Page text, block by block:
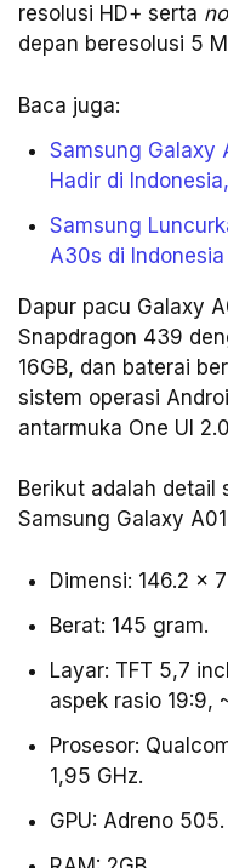
resolusi HD+ serta
depan beresolusi 5
Baca juga:
Samsung Galaxy
Hadir di
Samsung
A30s di Indonesia
Dapur pacu Galaxy
Snapdragon 439
16GB, dan baterai
sistem operasi
antarmuka One UI
Berikut adalah detail
Samsung Galaxy
Dimensi: 146.2 x
Berat: 145 gram.
Layar: TFT 5,7
aspek rasio 19:9,
Prosesor:
1,95 GHz.
GPU: Adreno 505.